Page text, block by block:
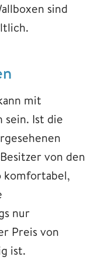
sind
mit
sein. Ist die
von den
komfortabel,
nur
Preis von
ist.